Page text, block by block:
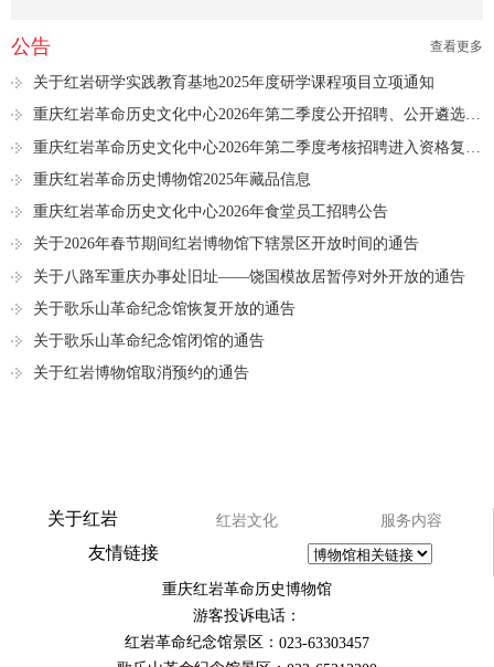
公告 查看更多
关于红岩研学实践教育基地2025年度研学课程项目立项通知
重庆红岩革命历史文化中心2026年第二季度公开招聘、公开遴选进入资格复审人员名单公示
重庆红岩革命历史博物馆2025年藏品信息
重庆红岩革命历史文化中心2026年食堂员工招聘公告
关于2026年春节期间红岩博物馆下辖景区开放时间的通告
关于八路军重庆办事处旧址——饶国模故居暂停对外开放的通告
关于歌乐山革命纪念馆恢复开放的通告
关于歌乐山革命纪念馆闭馆的通告
关于红岩博物馆取消预约的通告
关于红岩 红岩文化 服务内容
友情链接
重庆红岩革命历史博物馆
游客投诉电话：
红岩革命纪念馆景区： 023-63303457